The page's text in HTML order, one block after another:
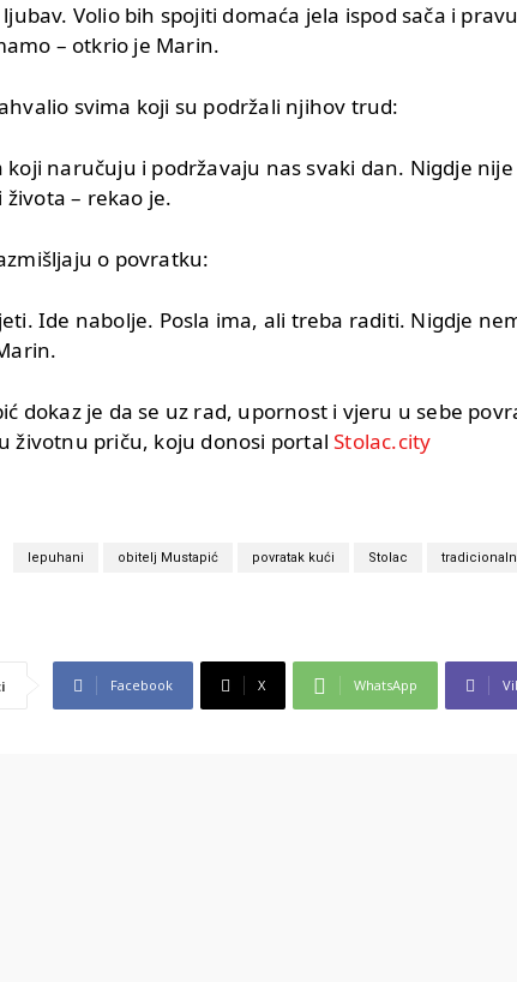
Volio bih spojiti domaća jela ispod sača i
– otkrio je Marin.
svima koji su podržali njihov trud:
koji naručuju i podržavaju nas svaki dan. Nigdje nije
– rekao je.
o povratku:
Ide nabolje. Posla ima, ali treba raditi. Nigdje
dokaz je da se uz rad, upornost i vjeru u sebe
životnu priču, koju donosi portalStolac.city
lepuhani obitelj Mustapić povratak kući Stolac
Facebook X WhatsApp